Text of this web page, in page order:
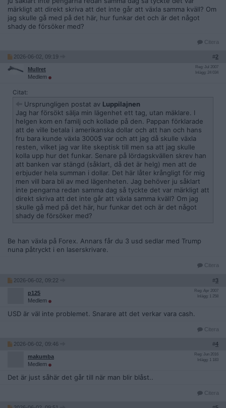
märkligt att direkt skriva att det inte går att växla samma kväll? Om
jag skulle gå med på det här, hur funkar det och är det något
shady de försöker med?
Citera
2026-06-02, 09:19 #2
Mullret
Medlem
Reg: Jul 2007
Inlägg: 24 034
Citat:
Ursprungligen postat av Luppilajnen
Jag har försökt sälja min lägenhet ett tag, utan mäklare. I
helgen kom en familj och kollade på den. Pappan förklarade
att de ville betala i amerikanska dollar och att han och hans
fru bara kunde växla 3000$ var och att jag då skulle växla
resten, vilket jag var lite skeptisk till men sa att jag skulle
kolla upp hur det funkar. Senare på lördagskvällen skrev han
att banken var stängd (såklart, då det är helg) men att de
erbjuder hela summan i dollar. Det här låter krångligt för mig
men vill bara bli av med lägenheten. Jag behöver ju såklart
inte pengarna redan samma dag så tyckte det var märkligt att
direkt skriva att det inte går att växla samma kväll? Om jag
skulle gå med på det här, hur funkar det och är det något
shady de försöker med?
Be han växla på Forex. Annars får du 3 usd sedlar med Trump
nuna påtryckt i en laserskrivare.
Citera
2026-06-02, 09:22 #3
p125
Medlem
Reg: Apr 2007
Inlägg: 1 258
USD är väl inte problemet. Snarare att det verkar vara cash.
Citera
2026-06-02, 09:46 #4
makumba
Medlem
Reg: Jun 2016
Inlägg: 1 183
Det är just såhär det går till när man blir blåst..
Citera